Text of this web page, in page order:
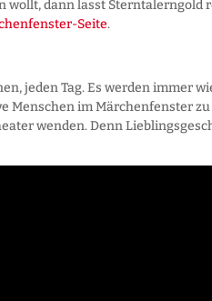
dann lasst Sterntalerngold
Seite.
jeden Tag. Es werden immer
Menschen im Märchenfenster
wenden. Denn